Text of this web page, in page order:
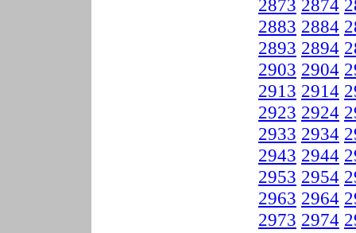
2873 2874
2883 2884
2893 2894
2903 2904
2913 2914
2923 2924
2933 2934
2943 2944
2953 2954
2963 2964
2973 2974